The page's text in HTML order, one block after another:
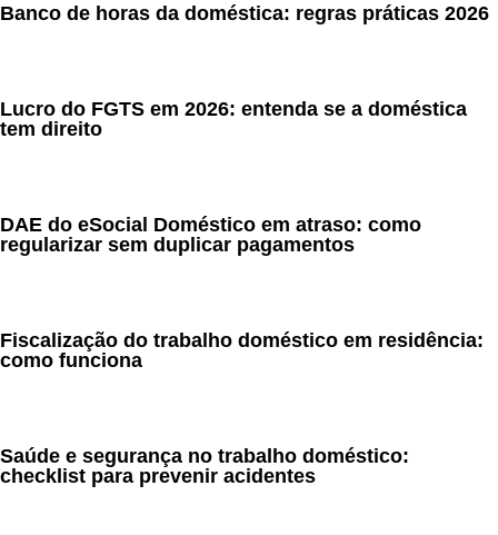
Banco de horas da doméstica: regras práticas 2026
Lucro do FGTS em 2026: entenda se a doméstica
tem direito
DAE do eSocial Doméstico em atraso: como
regularizar sem duplicar pagamentos
Fiscalização do trabalho doméstico em residência:
como funciona
Saúde e segurança no trabalho doméstico:
checklist para prevenir acidentes